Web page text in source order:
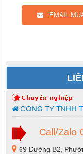
EMAIL
CONG TY TNHH
Call/Zalo
69 Đường B2,